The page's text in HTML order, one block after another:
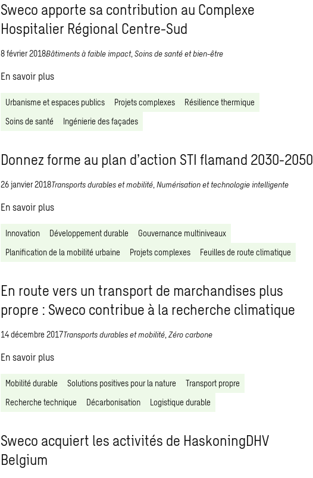
Sweco apporte sa contribution au Complexe
Hospitalier Régional Centre-Sud
8 février 2018Bâtiments à faible impact, Soins de santé et bien-être
En savoir plus
Urbanisme et espaces publics Projets complexes
Résilience thermique
Soins de santé
Ingénierie des façades
Donnez forme au plan d’action STI flamand 2030-2050
26 janvier 2018Transports durables et mobilité Numérisation et technologie intelligente
En savoir plus
Innovation Développement durable
Gouvernance multiniveaux
Planification de la mobilité urbaine
Projets complexes Feuilles de route climatique
En route vers un transport de marchandises plus
propre : Sweco contribue à la recherche climatique
14 décembre 2017Transports durables et mobilité Zéro carbone
En savoir plus
Mobilité durable Solutions positives pour la nature
Transport propre
Recherche technique
Décarbonisation Logistique durable
Sweco acquiert les activités de HaskoningDHV
Belgium